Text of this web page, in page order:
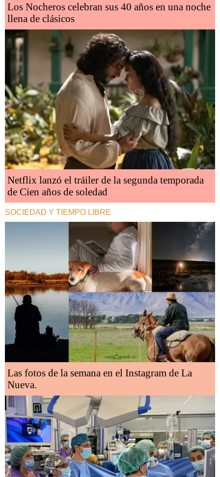
Los Nocheros celebran sus 40 años en una noche
llena de clásicos
Netflix lanzó el tráiler de la segunda temporada
de Cien años de soledad
SOCIEDAD Y TIEMPO LIBRE
Las fotos de la semana en el Instagram de La
Nueva.